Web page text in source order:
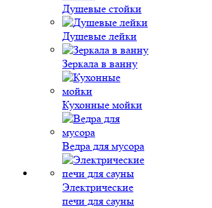
Душевые стойки
Душевые лейки
Зеркала в ванну
Кухонные мойки
Ведра для мусора
Электрические
печи для сауны